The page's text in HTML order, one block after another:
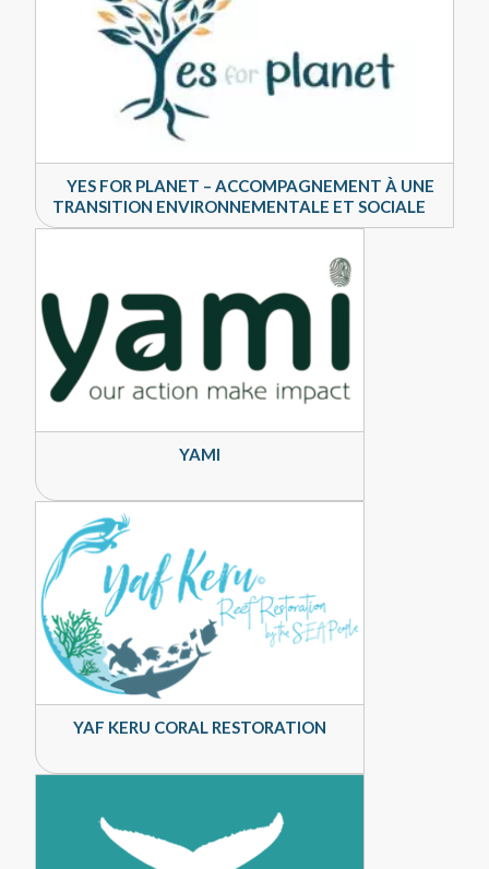
YES FOR PLANET – ACCOMPAGNEMENT À UNE
TRANSITION ENVIRONNEMENTALE ET SOCIALE
YAMI
YAF KERU CORAL RESTORATION